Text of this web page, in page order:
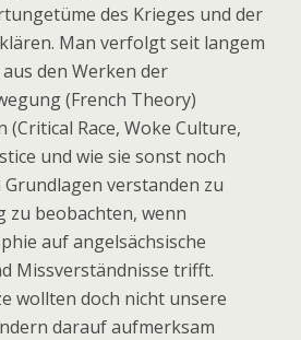
des Krieges und der
Man verfolgt seit langem
den Werken der
(French Theory)
Race, Woke Culture,
und wie sie sonst noch
verstanden zu
zu beobachten, wenn
auf angelsächsische
Missverständnisse trifft.
wollten doch nicht unsere
darauf aufmerksam